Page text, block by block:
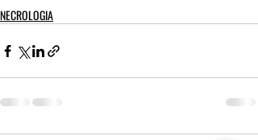
NECROLOGIA